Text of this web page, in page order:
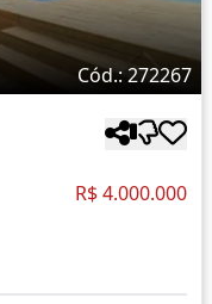
Cód.: 272267
R$ 4.000.000